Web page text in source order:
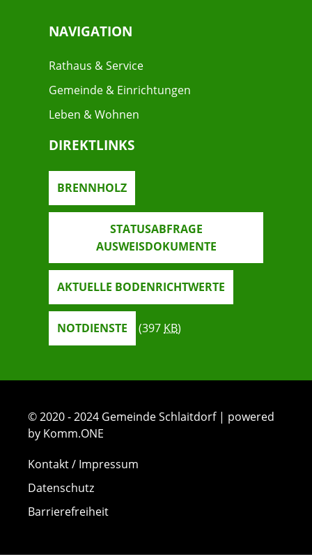
NAVIGATION
Rathaus & Service
Gemeinde & Einrichtungen
Leben & Wohnen
DIREKTLINKS
BRENNHOLZ
STATUSABFRAGE
AUSWEISDOKUMENTE
AKTUELLE BODENRICHTWERTE
NOTDIENSTE (397 KB)
© 2020 - 2024 Gemeinde Schlaitdorf | powered
by Komm.ONE
Kontakt / Impressum
Datenschutz
Barrierefreiheit